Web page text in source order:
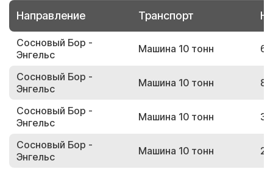
Направление Транспорт
Сосновый Бор -
Энгельс
Машина 10 тонн
Сосновый Бор -
Энгельс
Машина 10 тонн
Сосновый Бор -
Энгельс
Машина 10 тонн
Сосновый Бор -
Энгельс
Машина 10 тонн